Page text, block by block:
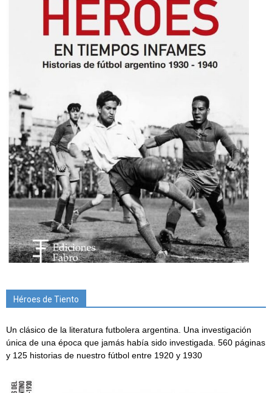
Héroes de Tiento
Un clásico de la literatura futbolera argentina. Una investigación
única de una época que jamás había sido investigada. 560 páginas
y 125 historias de nuestro fútbol entre 1920 y 1930